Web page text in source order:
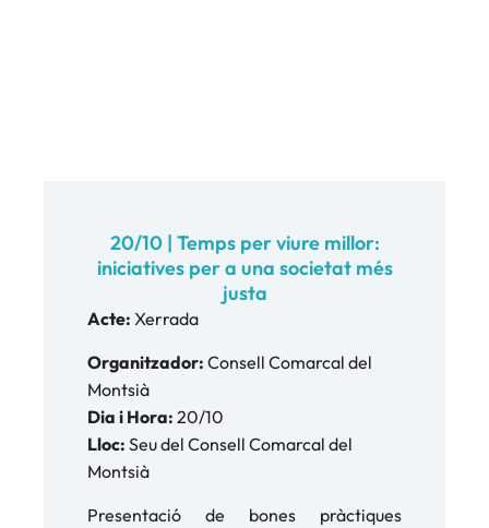
20/10 | Temps per viure millor:
iniciatives per a una societat més
justa
Acte: Xerrada
Organitzador: Consell Comarcal del
Montsià
Dia i Hora: 20/10
Lloc: Seu del Consell Comarcal del
Montsià
Presentació de bones pràctiques